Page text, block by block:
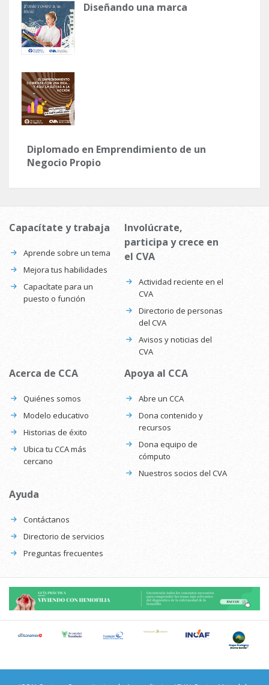
Diseñando una marca
Diplomado en Emprendimiento de un
Negocio Propio
Capacítate y trabaja
Aprende sobre un tema
Mejora tus habilidades
Capacítate para un
puesto o función
Involúcrate,
participa y crece en
el CVA
Actividad reciente en el
CVA
Directorio de personas
del CVA
Avisos y noticias del
CVA
Acerca de CCA
Quiénes somos
Modelo educativo
Historias de éxito
Ubica tu CCA más
cercano
Apoya al CCA
Abre un CCA
Dona contenido y
recursos
Dona equipo de
cómputo
Nuestros socios del CVA
Ayuda
Contáctanos
Directorio de servicios
Preguntas frecuentes